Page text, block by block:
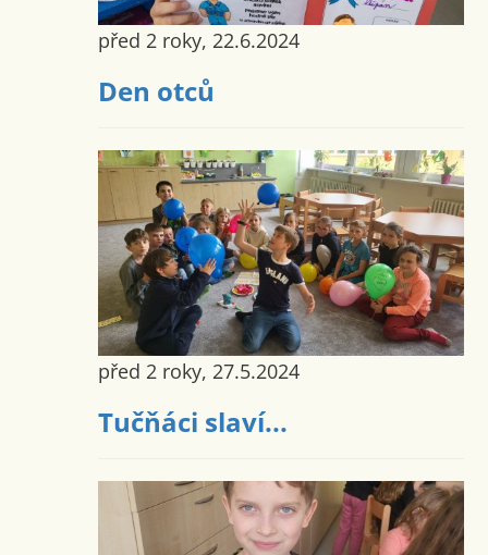
před 2 roky, 22.6.2024
Den otců
před 2 roky, 27.5.2024
Tučňáci slaví...